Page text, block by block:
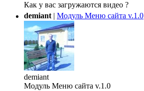
Как у вас загружаются видео ?
demiant| Модуль Меню сайта v.1.0
demiant
Модуль Меню сайта v.1.0